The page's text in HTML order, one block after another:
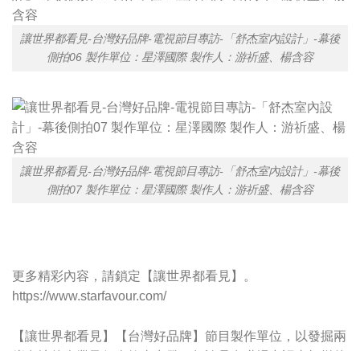
讓世界都看見-台灣好品牌-電視節目專訪-「舒杰室內設計」-幕後
側拍06 製作單位：星澤國際 製作人：游祈盛、楊含容
讓世界都看見-台灣好品牌-電視節目專訪-「舒杰室內設計」-幕後
側拍07 製作單位：星澤國際 製作人：游祈盛、楊含容
更多精彩內容，請鎖定【讓世界都看見】。
https://www.starfavour.com/
【讓世界都看見】【台灣好品牌】節目製作單位，以發掘兩